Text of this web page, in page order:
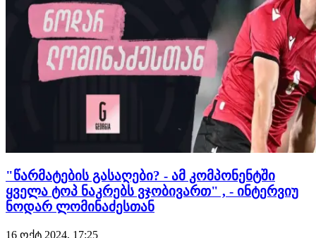
"წარმატების გასაღები? - ამ კომპონენტში
ყველა ტოპ ნაკრებს ვჯობივართ" , - ინტერვიუ
ნოდარ ლომინაძესთან
16 ოქტ 2024, 17:25